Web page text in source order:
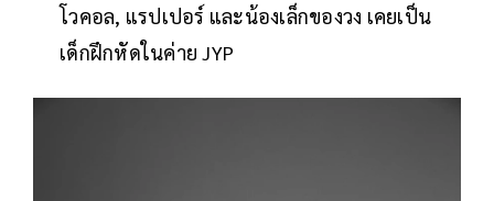
โวคอล, แรปเปอร์ และน้องเล็กของวง เคยเป็น
เด็กฝึกหัดในค่าย JYP